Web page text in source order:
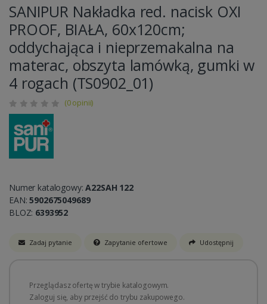
SANIPUR Nakładka red. nacisk OXI
PROOF, BIAŁA, 60x120cm;
oddychająca i nieprzemakalna na
materac, obszyta lamówką, gumki w
4 rogach (TS0902_01)
(0 opinii)
Numer katalogowy:A22SAH 122
EAN:5902675049689
BLOZ: 6393952
Zadaj pytanie Zapytanie ofertowe Udostępnij
Przeglądasz ofertę w trybie katalogowym.
Zaloguj się, aby przejść do trybu zakupowego.